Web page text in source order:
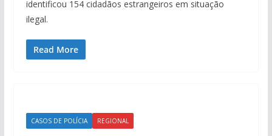
identificou 154 cidadãos estrangeiros em situação
ilegal.
Read More
CASOS DE POLÍCIA REGIONAL